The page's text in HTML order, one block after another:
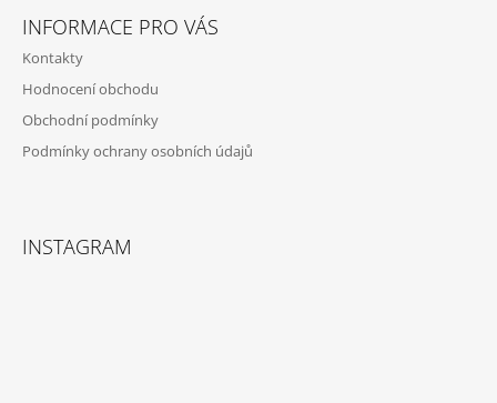
INFORMACE PRO VÁS
Kontakty
Hodnocení obchodu
Obchodní podmínky
Podmínky ochrany osobních údajů
INSTAGRAM